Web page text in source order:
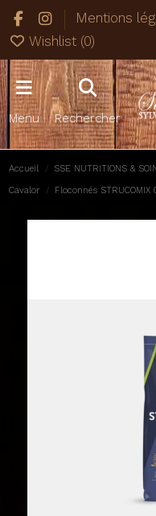
Mentions
Wishlist (0)
Menu Rechercher
Accueil SSE NUTRITIONS &
Cavalor Floconnés STRUCOMIX